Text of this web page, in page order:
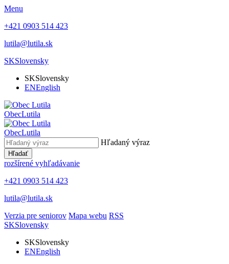
Menu
+421 0903 514 423
lutila@lutila.sk
SKSlovensky
SKSlovensky
ENEnglish
ObecLutila
ObecLutila
Hľadaný výraz
Hľadať
rozšírené vyhľadávanie
+421 0903 514 423
lutila@lutila.sk
Verzia pre seniorov Mapa webu RSS
SKSlovensky
SKSlovensky
ENEnglish